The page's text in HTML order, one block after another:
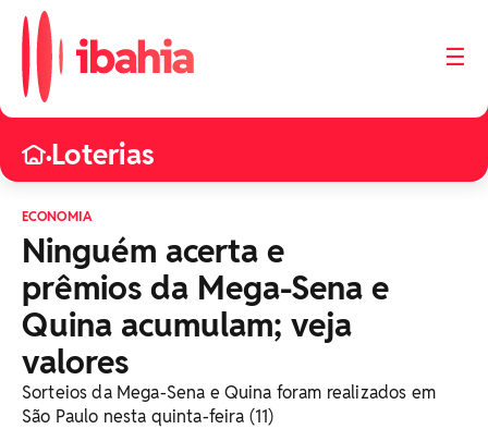
☰
•Loterias
ECONOMIA
Ninguém acerta e
prêmios da Mega-Sena e
Quina acumulam; veja
valores
Sorteios da Mega-Sena e Quina foram realizados em
São Paulo nesta quinta-feira (11)